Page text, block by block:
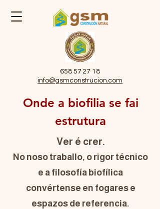
658 57 27 18
info@gsmconstrucion.com
Onde a biofilia se fai
estrutura
Ver é crer.
No noso traballo, o rigor técnico
e a filosofía biofílica
convértense en fogares e
espazos de referencia.